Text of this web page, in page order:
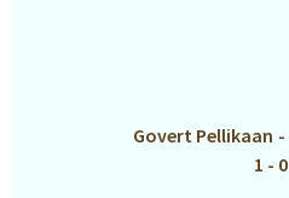
Govert Pellikaan -
1 - 0